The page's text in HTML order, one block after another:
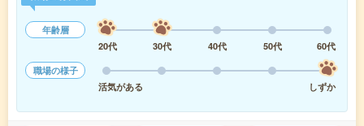
年齢層
20代
30代 40代 50代
60代
職場の様子
活気がある
しずか